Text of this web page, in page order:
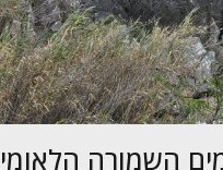
השמורה